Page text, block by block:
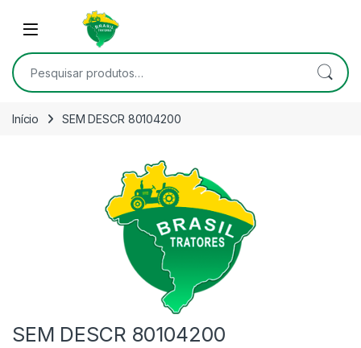
Skip to navigation
Open
Pesquisar por:
Início SEM DESCR 80104200
SEM DESCR 80104200